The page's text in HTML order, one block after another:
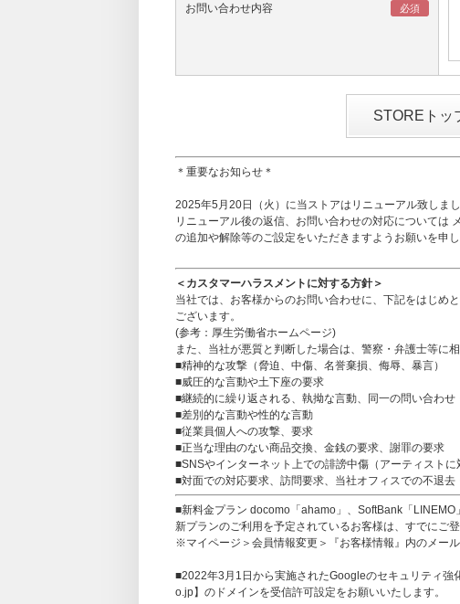
お問い合わせ内容
STOREトッ
＊重要なお知らせ＊
2025年5月20日（火）に当ストアはリニューアル致しま
リニューアル後の返信、お問い合わせの対応については
の追加や解除等のご設定をいただきますようお願いを申し
＜カスタマーハラスメントに対する方針＞
当社では、お客様からのお問い合わせに、下記をはじめ
ございます。
(参考： 厚生労働省ホームページ)
また、当社が悪質と判断した場合は、警察・弁護士等に
■精神的な攻撃（脅迫、中傷、名誉棄損、侮辱、暴言）
■威圧的な言動や土下座の要求
■継続的に繰り返される、執拗な言動、同一の問い合わ
■差別的な言動や性的な言動
■従業員個人への攻撃、要求
■正当な理由のない商品交換、金銭の要求、謝罪の要求
■SNSやインターネット上での誹謗中傷（アーティスト
■対面での対応要求、訪問要求、当社オフィスでの不退去
■新料金プラン docomo「ahamo」、SoftBank「
新プランのご利用を予定されているお客様は、すでにご
※マイページ＞会員情報変更＞『お客様情報』内のメール
■2022年3月1日から実施されたGoogleのセキュリティ
o.jp】のドメインを受信許可設定をお願いいたします。